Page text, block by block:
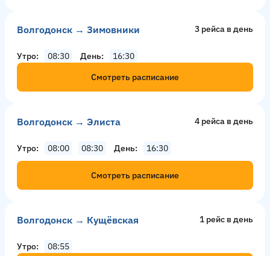
Волгодонск → Зимовники 3 рейсa в день
Утро 08:30 День
16:30
Смотреть расписание
Волгодонск → Элиста 4 рейсa в день
Утро 08:00 08:30 День 16:30
Смотреть расписание
Волгодонск → Кущёвская 1 рейс в день
Утро
08:55